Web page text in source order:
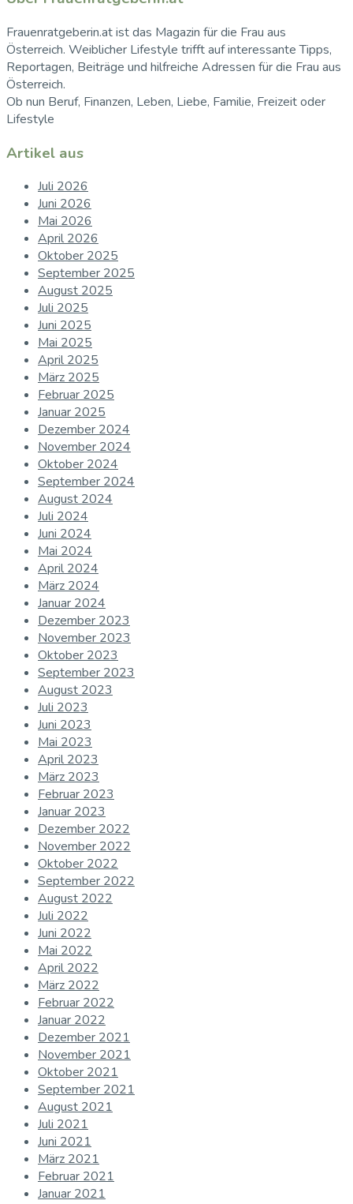
Frauenratgeberin.at ist das Magazin für die Frau aus
Österreich. Weiblicher Lifestyle trifft auf interessante Tipps,
Reportagen, Beiträge und hilfreiche Adressen für die Frau aus
Österreich.
Ob nun Beruf, Finanzen, Leben, Liebe, Familie, Freizeit oder
Lifestyle
Artikel aus
Juli 2026
Juni 2026
Mai 2026
April 2026
Oktober 2025
September 2025
August 2025
Juli 2025
Juni 2025
Mai 2025
April 2025
März 2025
Februar 2025
Januar 2025
Dezember 2024
November 2024
Oktober 2024
September 2024
August 2024
Juli 2024
Juni 2024
Mai 2024
April 2024
März 2024
Januar 2024
Dezember 2023
November 2023
Oktober 2023
September 2023
August 2023
Juli 2023
Juni 2023
Mai 2023
April 2023
März 2023
Februar 2023
Januar 2023
Dezember 2022
November 2022
Oktober 2022
September 2022
August 2022
Juli 2022
Juni 2022
Mai 2022
April 2022
März 2022
Februar 2022
Januar 2022
Dezember 2021
November 2021
Oktober 2021
September 2021
August 2021
Juli 2021
Juni 2021
März 2021
Februar 2021
Januar 2021